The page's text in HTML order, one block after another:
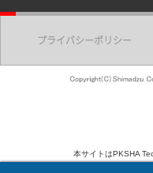
プライバシーポリシー
本サイトはPKSHA